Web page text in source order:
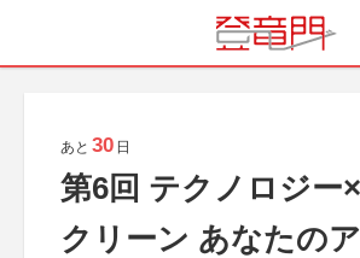
あと 30 日
第6回 テクノロジー
クリーン あなたの